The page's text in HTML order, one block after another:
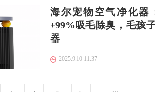
海尔宠物空气净化器
+99%吸毛除臭，毛孩
器
2025.9.10 11:37